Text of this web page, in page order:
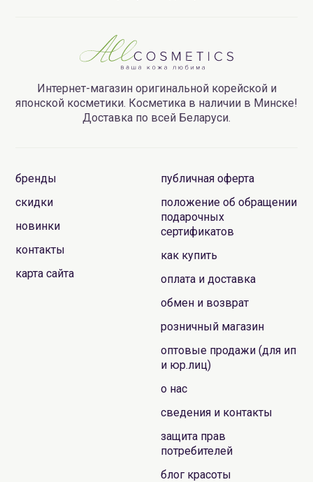
Интернет-магазин оригинальной корейской и
японской косметики. Косметика в наличии в Минске!
Доставка по всей Беларуси.
бренды
скидки
новинки
контакты
карта сайта
публичная оферта
положение об обращении
подарочных
сертификатов
как купить
оплата и доставка
обмен и возврат
розничный магазин
оптовые продажи (для ип
и юр.лиц)
о нас
сведения и контакты
защита прав
потребителей
блог красоты